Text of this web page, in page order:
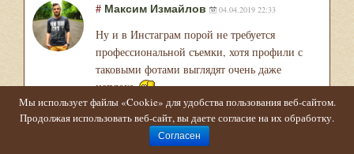
# Максим Измайлов 04.04.2019 22:33
Ну и в Инстаграм порой не требуется
профессиональной съемки, хотя профили с
таковыми фотами выглядят очень даже
неплохо
05.04.2019 09:03
Мы использует файлы «Cookie» для удобства пользования веб-сайтом.
Продолжая использовать веб-сайт, вы даете согласие на их обработку.
Согласен